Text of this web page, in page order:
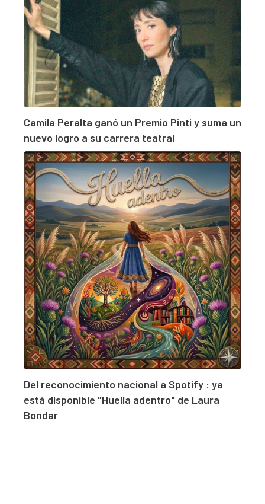
Camila Peralta ganó un Premio Pinti y suma un
nuevo logro a su carrera teatral
Del reconocimiento nacional a Spotify : ya
está disponible "Huella adentro" de Laura
Bondar